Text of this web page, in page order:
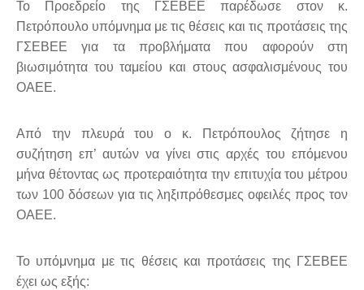
Το Προεδρείο της ΓΣΕΒΕΕ παρέδωσε στον κ.
Πετρόπουλο υπόμνημα με τις θέσεις και τις προτάσεις της
ΓΣΕΒΕΕ για τα προβλήματα που αφορούν στη
βιωσιμότητα του ταμείου και στους ασφαλισμένους του
ΟΑΕΕ.
Από την πλευρά του ο κ. Πετρόπουλος ζήτησε η
συζήτηση επ’ αυτών να γίνει στις αρχές του επόμενου
μήνα θέτοντας ως προτεραιότητα την επιτυχία του μέτρου
των 100 δόσεων για τις ληξιπρόθεσμες οφειλές προς τον
ΟΑΕΕ.
Το υπόμνημα με τις θέσεις και προτάσεις της ΓΣΕΒΕΕ
έχει ως εξής: